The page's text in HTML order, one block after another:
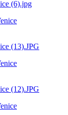
(6).jpg
(13).JPG
(12).JPG